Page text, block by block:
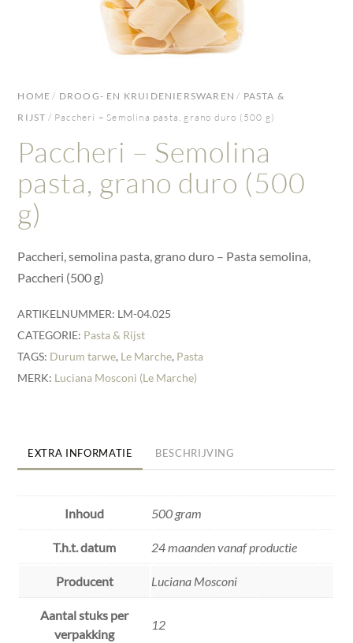
HOME / DROOG- EN KRUIDENIERSWAREN / PASTA &
RIJST / Paccheri – Semolina pasta, grano duro (500 g)
Paccheri – Semolina
pasta, grano duro (500
g)
Paccheri, semolina pasta, grano duro – Pasta semolina,
Paccheri (500 g)
ARTIKELNUMMER: LM-04.025
CATEGORIE: Pasta & Rijst
TAGS: Durum tarwe, Le Marche, Pasta
MERK: Luciana Mosconi (Le Marche)
EXTRA INFORMATIE BESCHRIJVING
Inhoud 500 gram
T.h.t. datum 24 maanden vanaf productie
Producent Luciana Mosconi
Aantal stuks per
verpakking
12